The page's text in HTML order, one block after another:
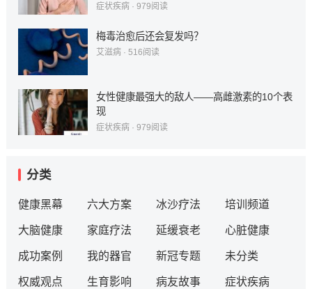
症状疾病· 979阅读
梅毒治愈后还会复发吗？
艾滋病· 516阅读
女性健康最强大的敌人——高雌激素的10个表
现
症状疾病· 979阅读
分类
健康黑幕 六大方案 冰沙疗法 培训频道
大脑健康 家庭疗法 延缓衰老 心脏健康
成功案例 我的器官 新冠专题 未分类
权威观点 生育影响 病友故事 症状疾病